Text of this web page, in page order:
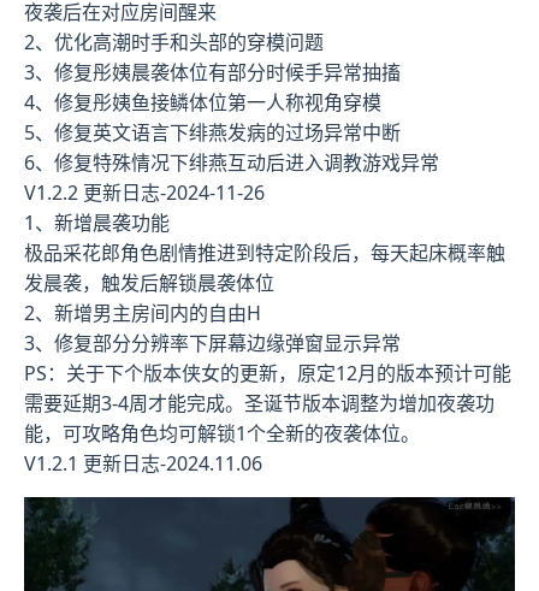
夜袭后在对应房间醒来
2、优化高潮时手和头部的穿模问题
3、修复彤姨晨袭体位有部分时候手异常抽搐
4、修复彤姨鱼接鳞体位第一人称视角穿模
5、修复英文语言下绯燕发病的过场异常中断
6、修复特殊情况下绯燕互动后进入调教游戏异常
V1.2.2 更新日志-2024-11-26
1、新增晨袭功能
极品采花郎角色剧情推进到特定阶段后，每天起床概率触
发晨袭，触发后解锁晨袭体位
2、新增男主房间内的自由H
3、修复部分分辨率下屏幕边缘弹窗显示异常
PS：关于下个版本侠女的更新，原定12月的版本预计可能
需要延期3-4周才能完成。圣诞节版本调整为增加夜袭功
能，可攻略角色均可解锁1个全新的夜袭体位。
V1.2.1 更新日志-2024.11.06